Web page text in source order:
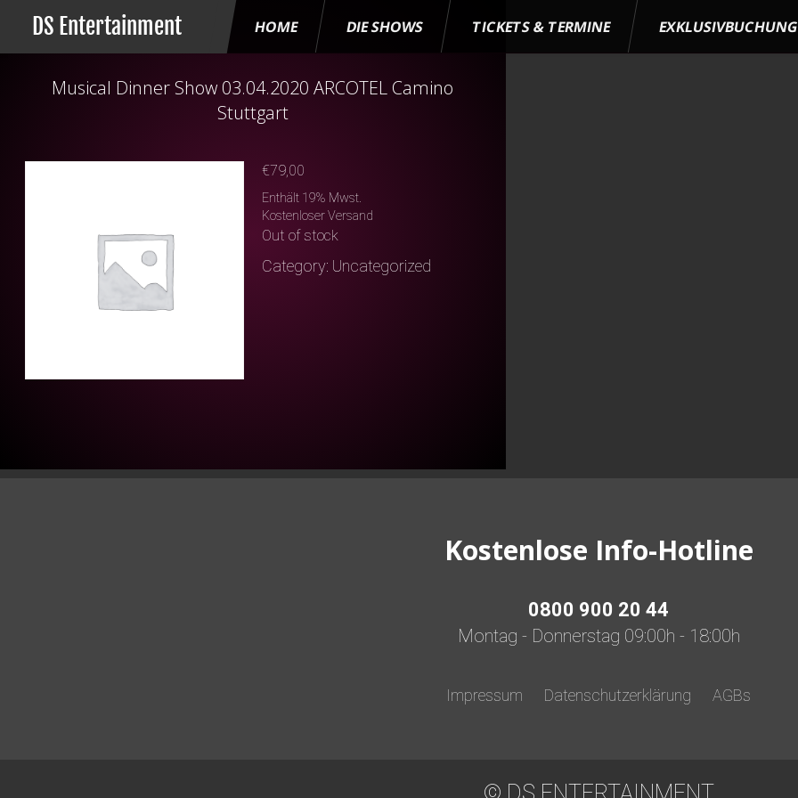
DS Entertainment HOME DIE SHOWS TICKETS & TERMINE EXKLUSIVBUCHUNG
Musical Dinner Show 03.04.2020 ARCOTEL Camino
Stuttgart
€79,00
Enthält 19% Mwst.
Kostenloser Versand
Out of stock
Category: Uncategorized
Kostenlose Info-Hotline
0800 900 20 44
Montag - Donnerstag 09:00h - 18:00h
Impressum Datenschutzerklärung AGBs